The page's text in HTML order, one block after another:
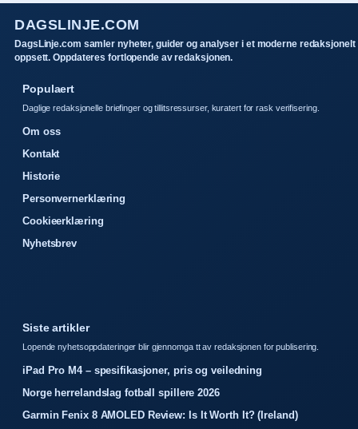
DAGSLINJE.COM
DagsLinje.com samler nyheter, guider og analyser i et moderne redaksjonelt
oppsett. Oppdateres fortlopende av redaksjonen.
Populaert
Daglige redaksjonelle briefinger og tillitsressurser, kuratert for rask verifisering.
Om oss
Kontakt
Historie
Personvernerklæring
Cookieerklæring
Nyhetsbrev
Siste artikler
Lopende nyhetsoppdateringer blir gjennomga tt av redaksjonen for publisering.
iPad Pro M4 – spesifikasjoner, pris og veiledning
Norge herrelandslag fotball spillere 2026
Garmin Fenix 8 AMOLED Review: Is It Worth It? (Ireland)